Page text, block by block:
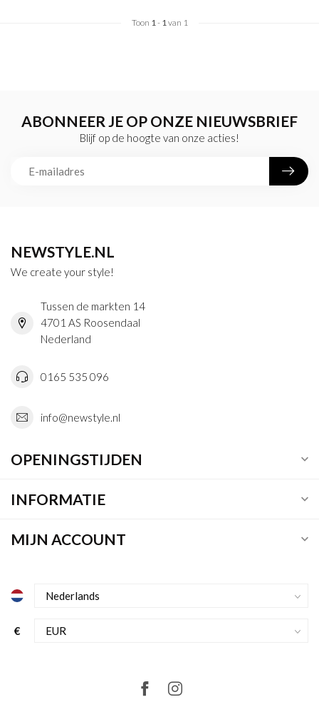
Toon 1- 1van 1
ABONNEER JE OP ONZE NIEUWSBRIEF
Blijf op de hoogte van onze acties!
NEWSTYLE.NL
We create your style!
Tussen de markten 14
4701 AS Roosendaal
Nederland
0165 535 096
info@newstyle.nl
OPENINGSTIJDEN
INFORMATIE
MIJN ACCOUNT
€